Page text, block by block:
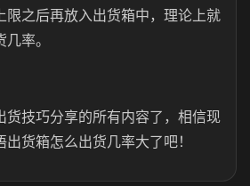
限之后再放入出货箱中，理论上就
率。
货技巧分享的所有内容了，相信现
货箱怎么出货几率大了吧！